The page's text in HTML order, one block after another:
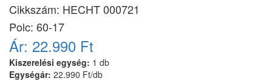
Cikkszám: HECHT 000721
Polc: 60-17
Ár: 22.990 Ft
Kiszerelési egység: 1 db
Egységár: 22.990 Ft/db